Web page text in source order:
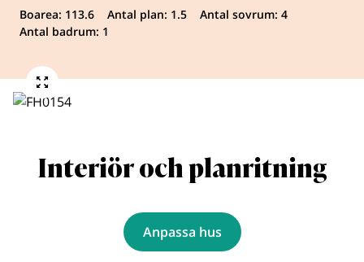
Boarea: 113.6 Antal plan: 1.5
Antal sovrum: 4
Antal badrum: 1
Interiör och planritning
Anpassa hus